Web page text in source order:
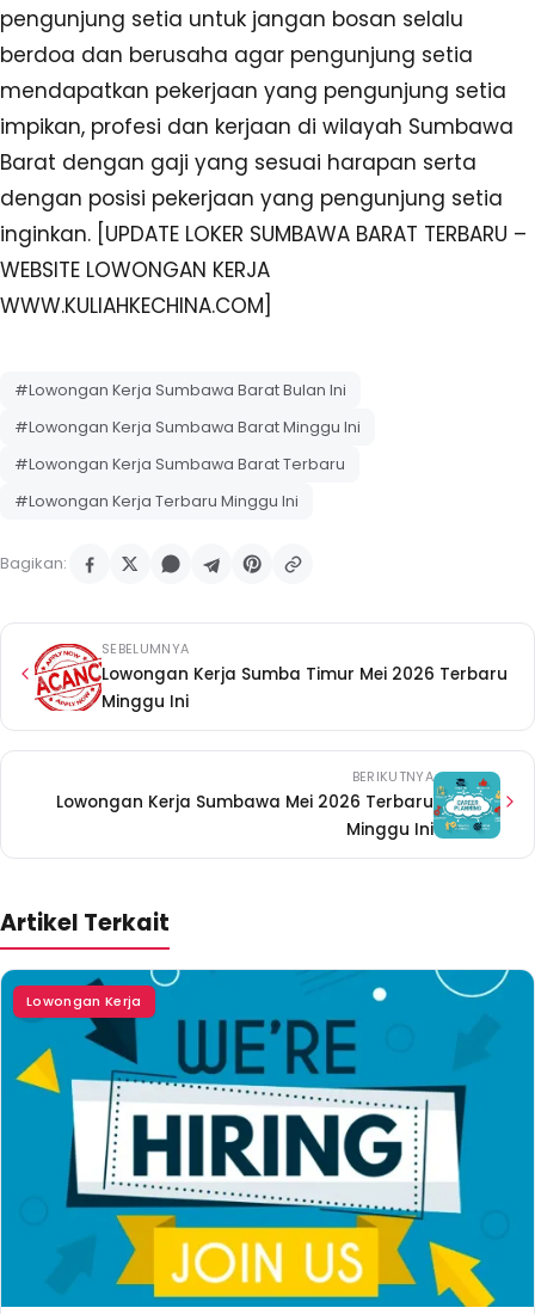
pengunjung setia untuk jangan bosan selalu
berdoa dan berusaha agar pengunjung setia
mendapatkan pekerjaan yang pengunjung setia
impikan, profesi dan kerjaan di wilayah Sumbawa
Barat dengan gaji yang sesuai harapan serta
dengan posisi pekerjaan yang pengunjung setia
inginkan. [UPDATE LOKER SUMBAWA BARAT TERBARU –
WEBSITE LOWONGAN KERJA
WWW.KULIAHKECHINA.COM]
#Lowongan Kerja Sumbawa Barat Bulan Ini
#Lowongan Kerja Sumbawa Barat Minggu Ini
#Lowongan Kerja Sumbawa Barat Terbaru
#Lowongan Kerja Terbaru Minggu Ini
Bagikan:
SEBELUMNYA
Lowongan Kerja Sumba Timur Mei 2026 Terbaru
Minggu Ini
BERIKUTNYA
Lowongan Kerja Sumbawa Mei 2026 Terbaru
Minggu Ini
Artikel Terkait
Lowongan Kerja